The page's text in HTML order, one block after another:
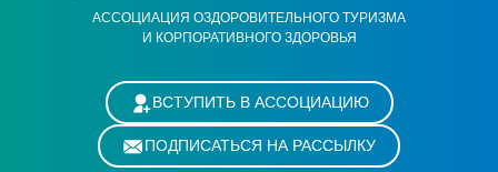
АССОЦИАЦИЯ ОЗДОРОВИТЕЛЬНОГО ТУРИЗМА
И КОРПОРАТИВНОГО ЗДОРОВЬЯ
ВСТУПИТЬ В АССОЦИАЦИЮ
ПОДПИСАТЬСЯ НА РАССЫЛКУ